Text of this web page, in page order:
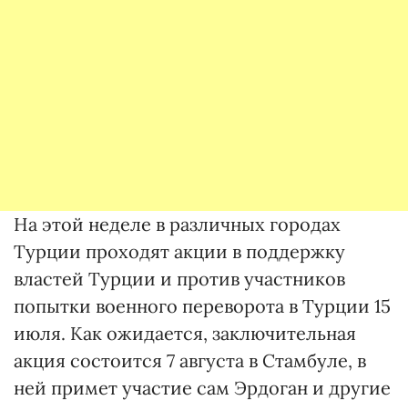
На этой неделе в различных городах
Турции проходят акции в поддержку
властей Турции и против участников
попытки военного переворота в Турции 15
июля. Как ожидается, заключительная
акция состоится 7 августа в Стамбуле, в
ней примет участие сам Эрдоган и другие